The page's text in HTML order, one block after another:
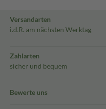
Versandarten
i.d.R. am nächsten Werktag
Zahlarten
sicher und bequem
Bewerte uns